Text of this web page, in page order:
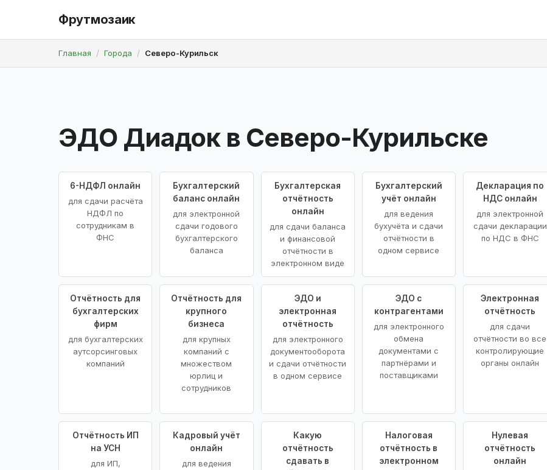
Фрутмозаик
Главная Города Северо-Курильск
ЭДО Диадок в Северо-Курильске
6-НДФЛ онлайн
для сдачи расчёта
НДФЛ по
сотрудникам в
ФНС
Бухгалтерский
баланс онлайн
для электронной
сдачи годового
бухгалтерского
баланса
Бухгалтерская
отчётность
онлайн
для сдачи баланса
и финансовой
отчётности в
электронном виде
Бухгалтерский
учёт онлайн
для ведения
бухучёта и сдачи
отчётности в
одном сервисе
Декларация по
НДС онлайн
для электронной
сдачи декларации
по НДС в ФНС
Отчётность для
бухгалтерских
фирм
для бухгалтерских
аутсорсинговых
компаний
Отчётность для
крупного
бизнеса
для крупных
компаний с
множеством
юрлиц и
сотрудников
ЭДО и
электронная
отчётность
для электронного
документооборота
и сдачи отчётности
в одном сервисе
ЭДО с
контрагентами
для электронного
обмена
документами с
партнёрами и
поставщиками
Электронная
отчётность
для сдачи
отчётности во все
контролирующие
органы онлайн
Отчётность ИП
на УСН
для ИП,
Кадровый учёт
онлайн
для ведения
Какую
отчётность
сдавать в
Налоговая
отчётность в
электронном
Нулевая
отчётность
онлайн